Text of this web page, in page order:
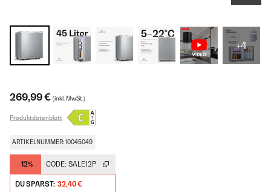
+4
269,99 € (inkl. MwSt.)
Produktdatenblatt
ARTIKELNUMMER: 10045049
-12% CODE: SALE12P
DU SPARST: 32,40 €